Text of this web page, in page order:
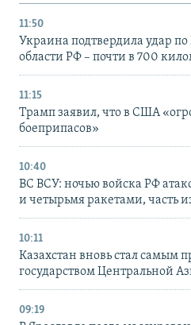
11:50
Украина подтвердила удар
области РФ – почти в 700
11:15
Трамп заявил, что в США
боеприпасов»
10:40
ВС ВСУ: ночью войска РФ
и четырьмя ракетами, часть
10:11
Казахстан вновь стал самым
государством Центральной
09:19